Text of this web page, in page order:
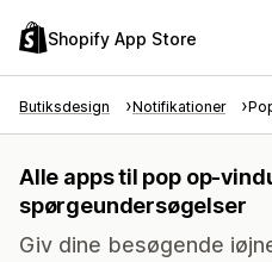
Shopify App Store
Butiksdesign Notifikationer
Alle apps til pop op-
spørgeundersøgelser
Giv dine besøgende